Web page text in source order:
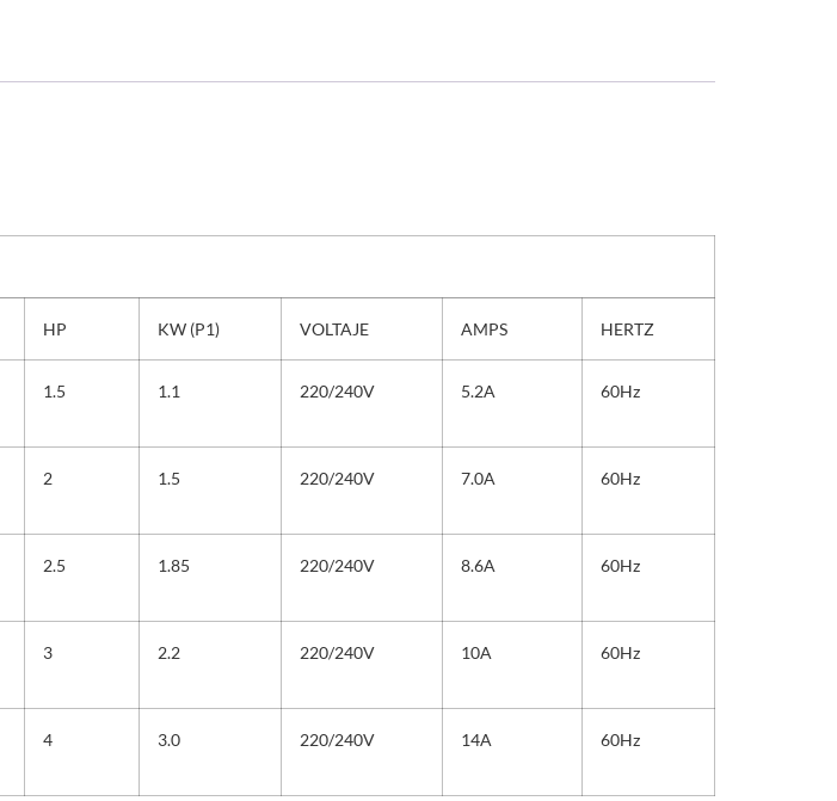
HP KW (P1) VOLTAJE AMPS HERTZ
1.5 1.1 220/240V 5.2A 60Hz
2 1.5 220/240V 7.0A 60Hz
2.5 1.85 220/240V 8.6A 60Hz
3 2.2 220/240V 10A 60Hz
4 3.0 220/240V 14A 60Hz